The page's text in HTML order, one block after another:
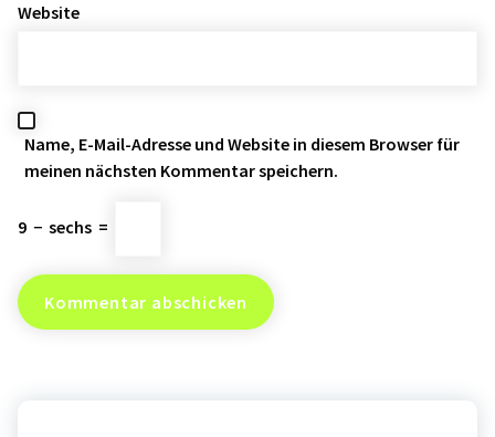
Website
Name, E-Mail-Adresse und Website in diesem Browser für
meinen nächsten Kommentar speichern.
9 − sechs =